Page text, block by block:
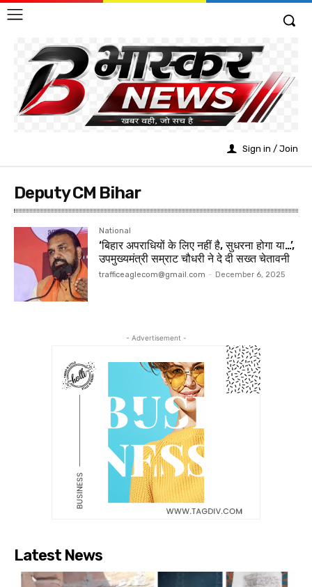
Sign in / Join
Deputy CM Bihar
National
‘बिहार अपराधियों के लिए नहीं है, सुधरना होगा या…’,
उपमुख्यमंत्री सम्राट चौधरी ने दे दी सख्त चेतावनी
trafficeaglecom@gmail.com - December 6, 2025
- Advertisement -
Latest News